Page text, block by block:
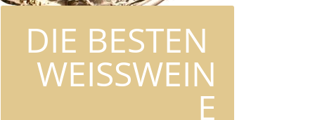
DIE BESTEN
WEISSWEINE